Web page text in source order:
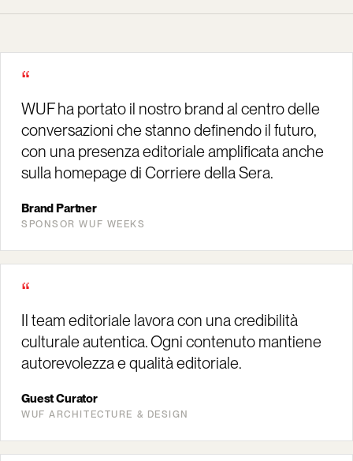
“
WUF ha portato il nostro brand al centro delle
conversazioni che stanno definendo il futuro,
con una presenza editoriale amplificata anche
sulla homepage di Corriere della Sera.
Brand Partner
SPONSOR WUF WEEKS
“
Il team editoriale lavora con una credibilità
culturale autentica. Ogni contenuto mantiene
autorevolezza e qualità editoriale.
Guest Curator
WUF ARCHITECTURE & DESIGN